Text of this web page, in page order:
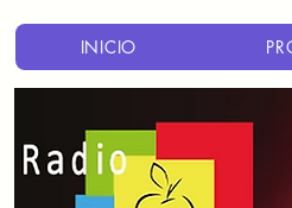
INICIO